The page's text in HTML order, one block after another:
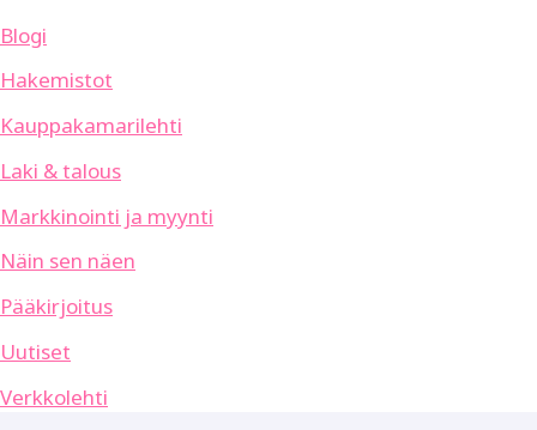
Blogi
Hakemistot
Kauppakamarilehti
Laki & talous
Markkinointi ja myynti
Näin sen näen
Pääkirjoitus
Uutiset
Verkkolehti